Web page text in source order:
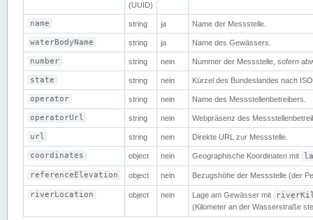
(UUID)
name string ja Name der Messstelle.
waterBodyName string ja Name des Gewässers.
number string nein Nummer der Messstelle, sofern
state string nein Kürzel des Bundeslandes nach
operator string nein Name des Messstellenbetreibers.
operatorUrl string nein Webpräsenz des
url string nein Direkte URL zur Messstelle.
coordinates object nein Geographische Koordinaten mit
referenceElevation object nein Bezugshöhe der Messstelle (der
riverLocation object nein Lage am Gewässer mit
(Kilometer an der Wasserstraße